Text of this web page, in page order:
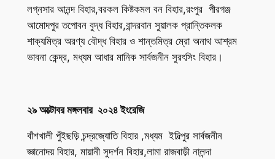
লগ্নসার আনন্দ বিহার,বরকল কিষ্টকমল বন বিহার,রংপুর পীরগঞ্জ
আমোদপুর তপোবন বুদ্ধ বিহার,বান্দরবান সুয়ালক প্রান্তিকলক
শাক্যমিত্র অরণ্য বৌদ্ধ বিহার ও শান্তমিত্র ম্রো অনাথ আশ্রম
ভাবনা কেন্দ্র, মধ্যম আধার মানিক সার্বজনীন সুরৎসিং বিহার।
২৯ অক্টোবর মঙ্গলবার ২০২৪ ইংরেজি
বাঁশখালী পুঁইছড়ি চন্দ্রজ্যোতি বিহার ,মধ্যম ইদিল্পুর সার্বজনীন
জ্ঞানোদয় বিহার, মায়ানী সুদর্শন বিহার,লামা রাজবাড়ী নালন্দা